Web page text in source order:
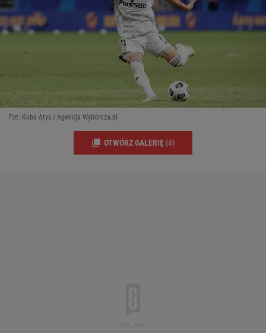
Fot. Kuba Atys / Agencja Wyborcza.pl
OTWÓRZ GALERIĘ (4)